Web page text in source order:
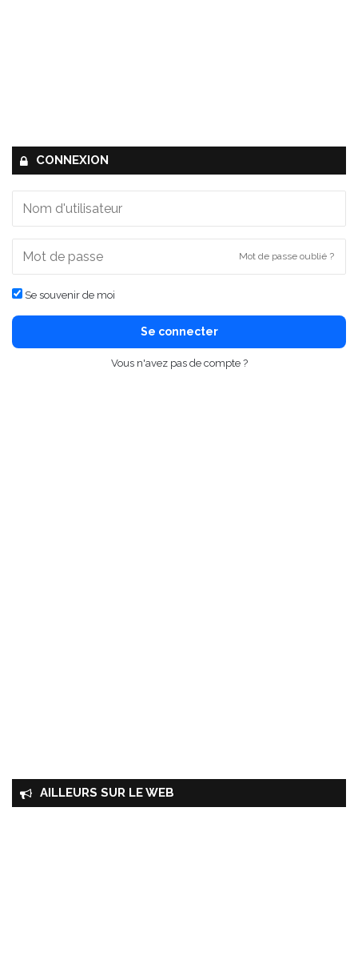
CONNEXION
Mot de passe oublié ?
Se souvenir de moi
Se connecter
Vous n'avez pas de compte ?
AILLEURS SUR LE WEB